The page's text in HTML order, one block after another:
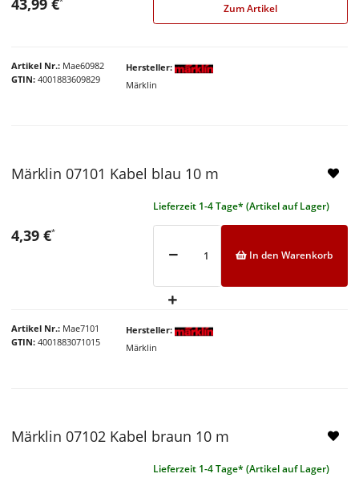
Artikel Nr. Mae60982
GTIN 4001883609829
Hersteller
Märklin
Zum Artikel
Märklin 07101 Kabel blau 10 m
Lieferzeit 1-4 Tage* (Artikel auf Lager)
Artikel Nr. Mae7101
GTIN 4001883071015
Hersteller
Märklin
4,39 €*
In den Warenkorb
Märklin 07102 Kabel braun 10 m
Lieferzeit 1-4 Tage* (Artikel auf Lager)